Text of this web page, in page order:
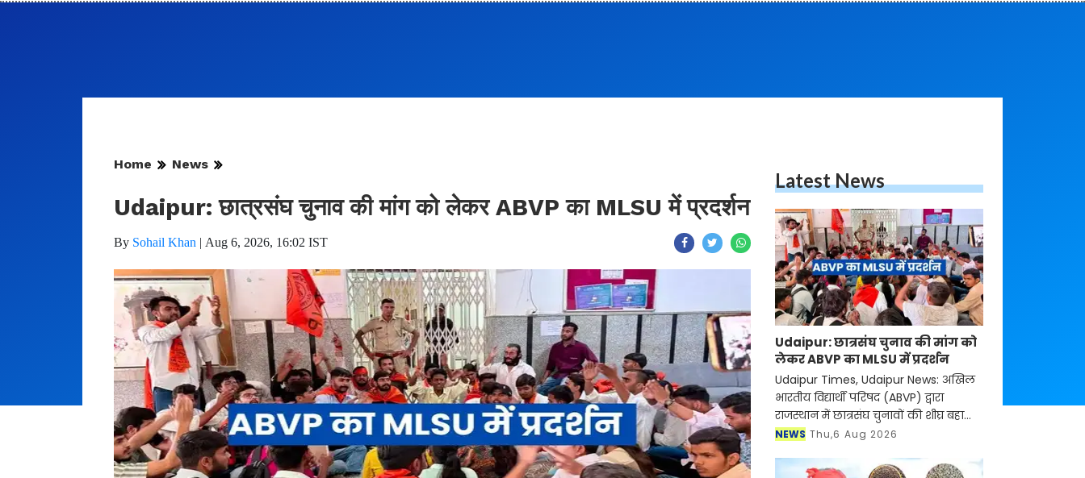
Home News
Udaipur: छात्रसंघ चुनाव की मांग को लेकर ABVP का MLSU में प्रदर्शन
By Sohail Khan | Aug 6, 2026, 16:02 IST
Latest News
Udaipur: छात्रसंघ चुनाव की मांग को
लेकर ABVP का MLSU में प्रदर्शन
Udaipur Times, Udaipur News: अखिल
भारतीय विद्यार्थी परिषद (ABVP) द्वारा
राजस्थान में छात्रसंघ चुनावों की शीघ्र बहाली
सहित उच्च शिक्षा से जुड़ी विभिन्न समस्याओं
मोह
NEWS Thu,6 Aug 2026